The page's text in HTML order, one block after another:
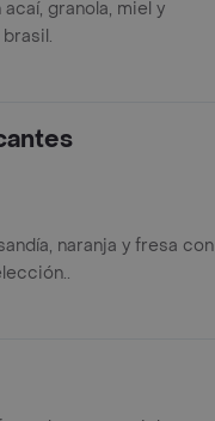
granola, miel y
naranja y fresa con